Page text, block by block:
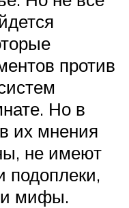
против
Но в
их мнения
не имеют
подоплеки,
мифы.